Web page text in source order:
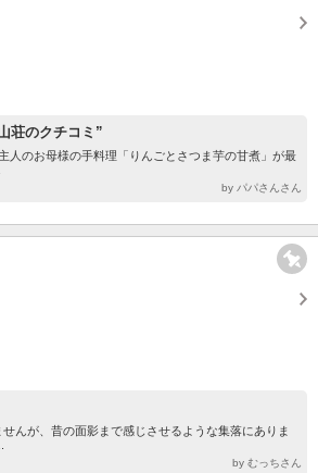
荘のクチコミ”
人のお母様の手料理「りんごとさつま芋の甘煮」が最
by パパさんさん
んが、昔の面影まで感じさせるような集落にありま
by むっちさん